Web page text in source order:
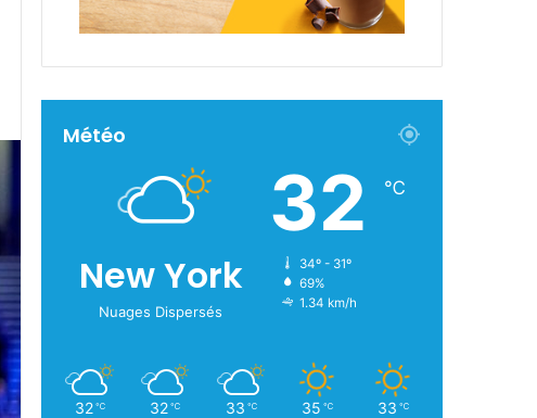
Météo
New York
Nuages Dispersés
32 ℃
34º - 31º
69%
1.34 km/h
32 ℃ 32 ℃ 33 ℃ 35 ℃ 33 ℃